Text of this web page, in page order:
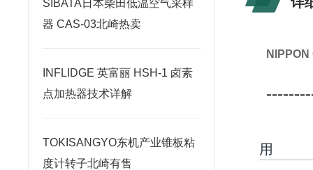
SIBATA日本柴田低温空气采样
器 CAS-03北崎热卖
INFLIDGE 英富丽 HSH-1 卤素
点加热器技术详解
TOKISANGYO东机产业锥板粘
度计转子北崎有售
用